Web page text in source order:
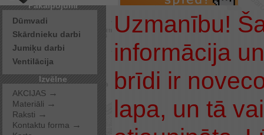
Pakalpojumi
Dūmvadi
Skārdnieku darbi
Jumiķu darbi
Ventilācija
Izvēlne
AKCIJAS →
Materiāli →
Raksti →
Kontaktu forma →
Uzmanību!
informācija
brīdi ir
lapa, un tā